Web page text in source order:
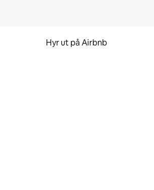
Hyr ut på Airbnb